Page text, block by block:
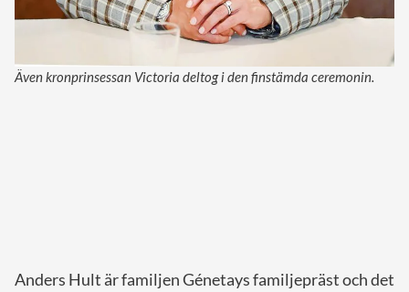
Även kronprinsessan Victoria deltog i den finstämda ceremonin.
Anders Hult är familjen Génetays familjepräst och det